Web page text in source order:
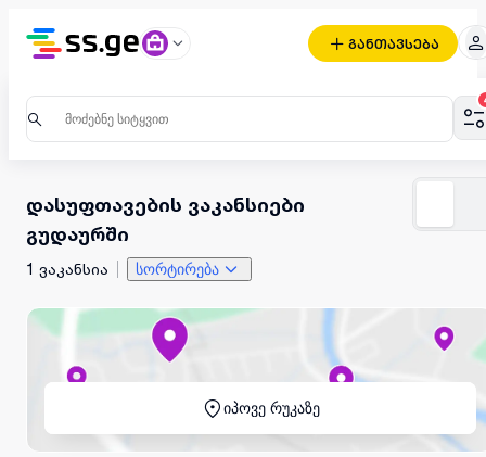
განთავსება
დასუფთავების ვაკანსიები
გუდაურში
1 ვაკანსია სორტირება
იპოვე რუკაზე